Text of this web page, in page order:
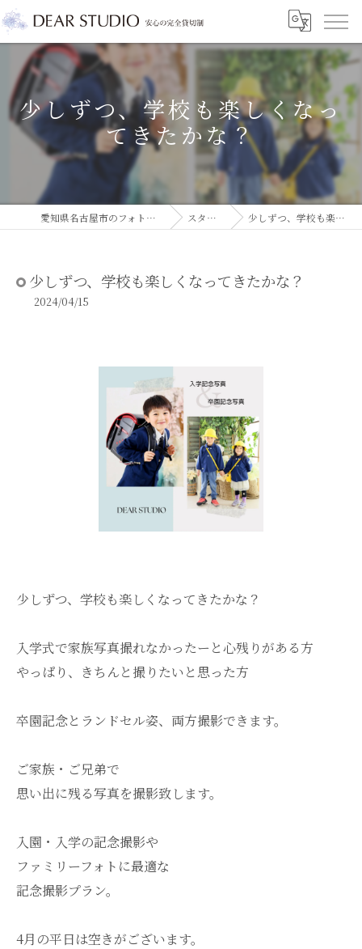
少しずつ、学校も楽しくなっ
てきたかな？
愛知県名古屋市のフォトスタジオならDEAR STUDIO スタジオコラム 少しずつ、学校も楽しくなってきたかな？
少しずつ、学校も楽しくなってきたかな？
2024/04/15
少しずつ、学校も楽しくなってきたかな？
入学式で家族写真撮れなかったーと心残りがある方
やっぱり、きちんと撮りたいと思った方
卒園記念とランドセル姿、両方撮影できます。
ご家族・ご兄弟で
思い出に残る写真を撮影致します。
入園・入学の記念撮影や
ファミリーフォトに最適な
記念撮影プラン。
4月の平日は空きがございます。